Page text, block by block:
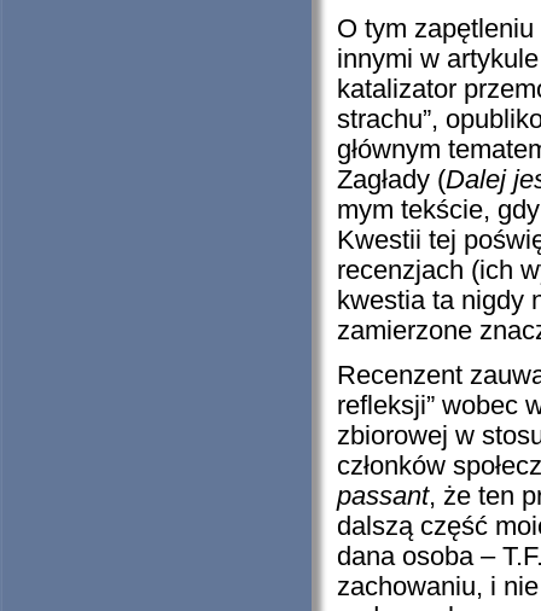
O tym
innymi w
katalizator
strachu”,
głównym
Zagłady (Dalej
mym tekście,
Kwestii tej
recenzjach (ich
kwestia ta nigdy
zamierzone
Recenzent
refleksji” wobec
zbiorowej w
członków
passant, że ten
dalszą część
dana osoba –
zachowaniu, i